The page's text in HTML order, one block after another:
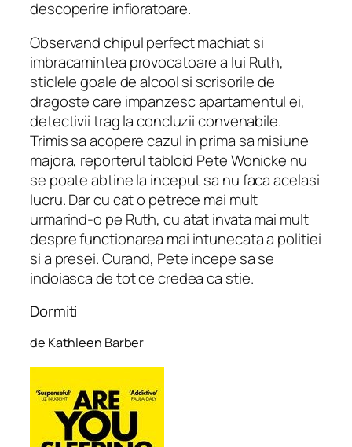
descoperire infioratoare.
Observand chipul perfect machiat si
imbracamintea provocatoare a lui Ruth,
sticlele goale de alcool si scrisorile de
dragoste care impanzesc apartamentul ei,
detectivii trag la concluzii convenabile.
Trimis sa acopere cazul in prima sa misiune
majora, reporterul tabloid Pete Wonicke nu
se poate abtine la inceput sa nu faca acelasi
lucru. Dar cu cat o petrece mai mult
urmarind-o pe Ruth, cu atat invata mai mult
despre functionarea mai intunecata a politiei
si a presei. Curand, Pete incepe sa se
indoiasca de tot ce credea ca stie.
Dormiti
de Kathleen Barber